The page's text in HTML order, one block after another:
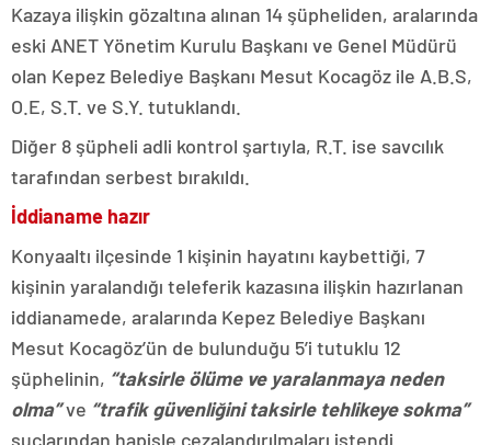
Kazaya ilişkin gözaltına alınan 14 şüpheliden, aralarında
eski ANET Yönetim Kurulu Başkanı ve Genel Müdürü
olan Kepez Belediye Başkanı Mesut Kocagöz ile A.B.S,
O.E, S.T. ve S.Y. tutuklandı.
Diğer 8 şüpheli adli kontrol şartıyla, R.T. ise savcılık
tarafından serbest bırakıldı.
İddianame hazır
Konyaaltı ilçesinde 1 kişinin hayatını kaybettiği, 7
kişinin yaralandığı teleferik kazasına ilişkin hazırlanan
iddianamede, aralarında Kepez Belediye Başkanı
Mesut Kocagöz’ün de bulunduğu 5’i tutuklu 12
şüphelinin, “taksirle ölüme ve yaralanmaya neden
olma”ve “trafik güvenliğini taksirle tehlikeye sokma”
suçlarından hapisle cezalandırılmaları istendi.